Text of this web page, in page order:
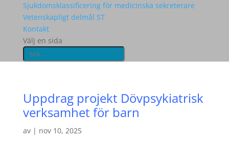
Sjukdomsklassificering för medicinska sekreterare
Vetenskapligt delmål ST
Kontakt
Välj en sida
Uppdrag projekt Dövpsykiatrisk
verksamhet för barn
av | nov 10, 2025